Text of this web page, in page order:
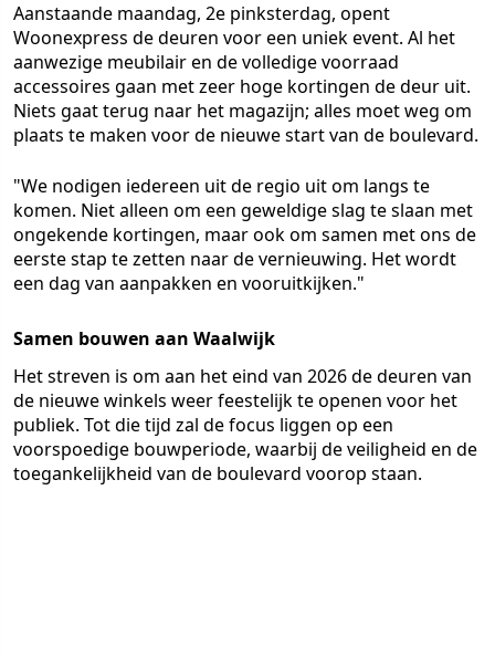
Aanstaande maandag, 2e pinksterdag, opent
Woonexpress de deuren voor een uniek event. Al het
aanwezige meubilair en de volledige voorraad
accessoires gaan met zeer hoge kortingen de deur uit.
Niets gaat terug naar het magazijn; alles moet weg om
plaats te maken voor de nieuwe start van de boulevard.
"We nodigen iedereen uit de regio uit om langs te
komen. Niet alleen om een geweldige slag te slaan met
ongekende kortingen, maar ook om samen met ons de
eerste stap te zetten naar de vernieuwing. Het wordt
een dag van aanpakken en vooruitkijken."
Samen bouwen aan Waalwijk
Het streven is om aan het eind van 2026 de deuren van
de nieuwe winkels weer feestelijk te openen voor het
publiek. Tot die tijd zal de focus liggen op een
voorspoedige bouwperiode, waarbij de veiligheid en de
toegankelijkheid van de boulevard voorop staan.